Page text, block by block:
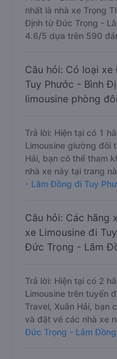
nhất là nhà xe Trọng
Định từ Đức Trọng -
4.6/5 dựa trên 590
Câu hỏi: Có loại
Tuy Phước - Bình
limousine phòng
Trả lời: Hiện tại có 1
Limousine giường đôi
Hải, bạn có thể tham
nhà xe này tại trang
- Lâm Đồng đi Tuy
Câu hỏi: Các hãng
xe Limousine đi
Đức Trọng - Lâm
Trả lời: Hiện tại có 2
Limousine trên tuyến
Travel, Xuân Hải, bạn
và đặt vé các nhà xe
Đức Trọng - Lâm